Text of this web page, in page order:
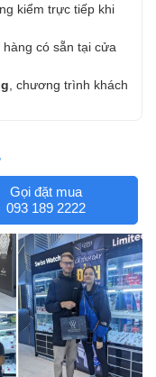
kiểm trực tiếp khi
có sẵn tại cửa
, chương trình khách
Gọi đặt mua
093 189 2222